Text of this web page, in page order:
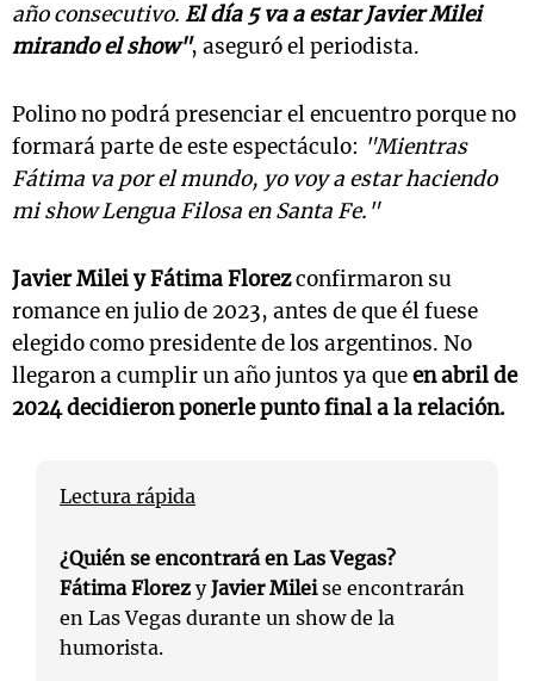
año consecutivo. El día 5 va a estar Javier Milei
mirando el show", aseguró el periodista.
Polino no podrá presenciar el encuentro porque no
formará parte de este espectáculo: "Mientras
Fátima va por el mundo, yo voy a estar haciendo
mi show Lengua Filosa en Santa Fe."
Javier Milei y Fátima Florezconfirmaron su
romance en julio de 2023, antes de que él fuese
elegido como presidente de los argentinos. No
llegaron a cumplir un año juntos ya queen abril de
2024 decidieron ponerle punto final a la relación.
Lectura rápida
¿Quién se encontrará en Las Vegas?
Fátima Florez yJavier Mileise encontrarán
en Las Vegas durante un show de la
humorista.